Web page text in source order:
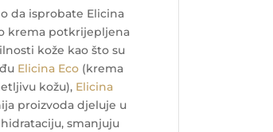
da isprobate Elicina
krema potkrijepljena
kože kao što su
Elicina Eco (krema
kožu), Elicina
proizvoda djeluje u
smanjuju